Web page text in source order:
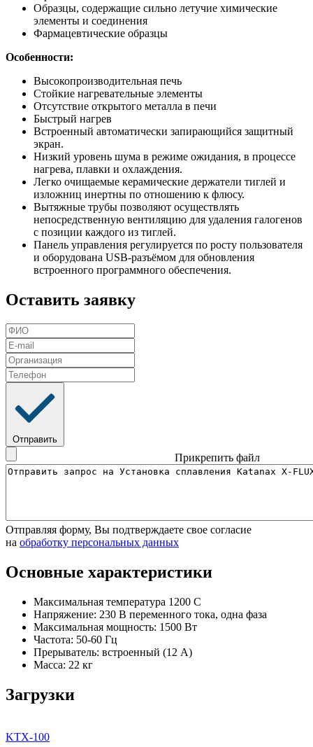
Образцы, содержащие сильно летучие химические
элементы и соединения
Фармацевтические образцы
Особенности:
Высокопроизводительная печь
Стойкие нагревательные элементы
Отсутствие открытого металла в печи
Быстрый нагрев
Встроенный автоматически запирающийся защитный
экран.
Низкий уровень шума в режиме ожидания, в процессе
нагрева, плавки и охлаждения.
Легко очищаемые керамические держатели тиглей и
изложниц инертны по отношению к флюсу.
Вытяжные трубы позволяют осуществлять
непосредственную вентиляцию для удаления галогенов
с позиции каждого из тиглей.
Панель управления регулируется по росту пользователя
и оборудована USB-разъёмом для обновления
встроенного программного обеспечения.
Оставить заявку
Отправить
Прикрепить файл
Отправляя форму, Вы подтверждаете свое согласие
на обработку персональных данных
Основные характеристики
Максимальная температура 1200 С
Напряжение: 230 В переменного тока, одна фаза
Максимальная мощность: 1500 Вт
Частота: 50-60 Гц
Прерыватель: встроенный (12 A)
Масса: 22 кг
Загрузки
KTX-100